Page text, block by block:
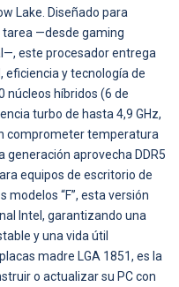
Lake. Diseñado para
tarea —desde gaming
este procesador entrega
y tecnología de
núcleos híbridos (6 de
turbo de hasta 4,9 GHz,
comprometer temperatura
aprovecha DDR5
equipos de escritorio de
“F”, esta versión
Intel, garantizando una
y una vida útil
madre LGA 1851, es la
o actualizar su PC con